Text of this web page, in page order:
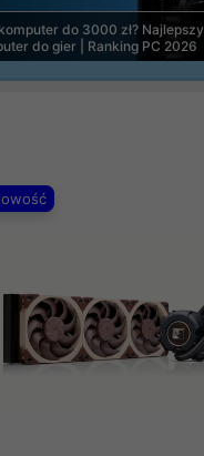
do 3000 zł? Najlepszy
do gier | Ranking PC 2026